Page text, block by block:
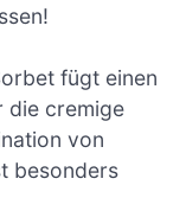
fügt einen
die cremige
von
besonders